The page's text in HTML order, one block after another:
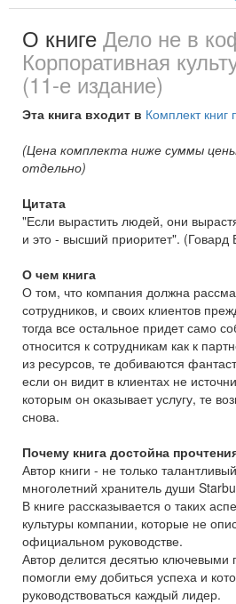
О книге Дело не в
Корпоративная
(11-е издание)
Эта книга входит в Комплект книг
(Цена комплекта ниже суммы
отдельно)
Цитата
"Если вырастить людей, они
и это - высший приоритет". (Говард
О чем книга
О том, что компания должна
сотрудников, и своих клиентов
тогда все остальное придет само
относится к сотрудникам как к
из ресурсов, те добиваются
если он видит в клиентах не
которым он оказывает услугу, те
снова.
Почему книга достойна
Автор книги - не только
многолетний хранитель души
В книге рассказывается о таких
культуры компании, которые не
официальном руководстве.
Автор делится десятью ключевыми
помогли ему добиться успеха и
руководствоваться каждый лидер.